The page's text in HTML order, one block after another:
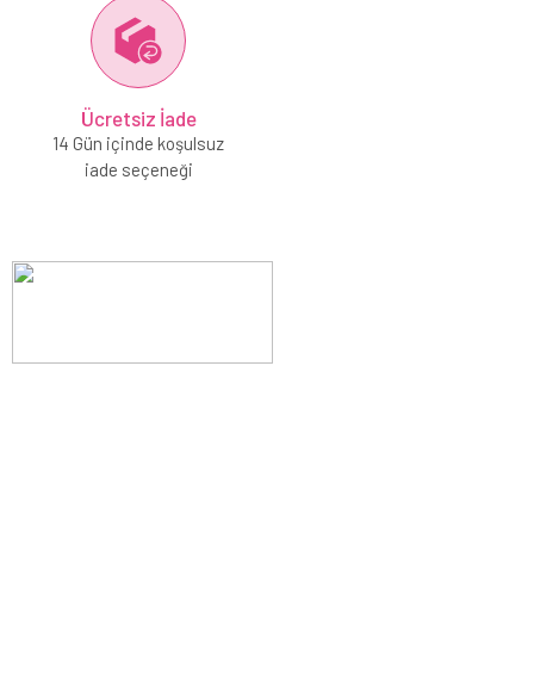
Ücretsiz İade
14 Gün içinde koşulsuz
iade seçeneği